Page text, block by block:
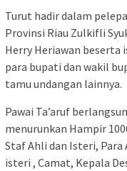
Turut hadir dalam
Provinsi Riau Zulkifli
Herry Heriawan beserta
para bupati dan wakil
tamu undangan lainnya.
Pawai Ta’aruf
menurunkan Hampir
Staf Ahli dan Isteri, Para
isteri , Camat, Kepala